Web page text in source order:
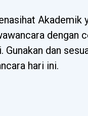
Akademik
dengan
Gunakan dan
hari ini.